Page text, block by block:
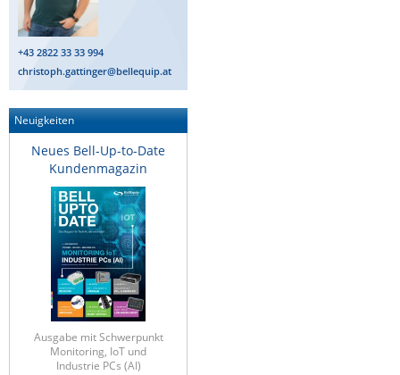
+43 2822 33 33 994
christoph.gattinger@bellequip.at
Neuigkeiten
Neues Bell-Up-to-Date
Kundenmagazin
Ausgabe mit Schwerpunkt
Monitoring, IoT und
Industrie PCs (AI)